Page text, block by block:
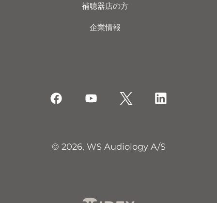
補聴器店の方
企業情報
© 2026, WS Audiology A/S